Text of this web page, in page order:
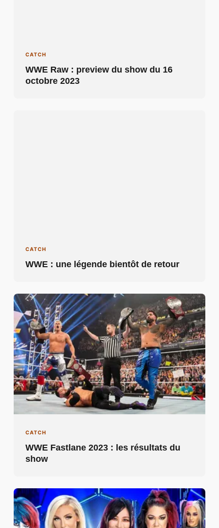
CATCH
WWE Raw : preview du show du 16
octobre 2023
CATCH
WWE : une légende bientôt de retour
CATCH
WWE Fastlane 2023 : les résultats du
show